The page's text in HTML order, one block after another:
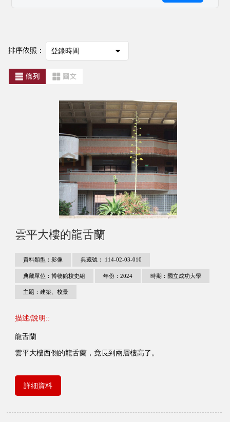
排序依照：
雲平大樓的龍舌蘭
資料類型：影像 典藏號： 114-02-03-010
典藏單位：博物館校史組 年份：2024 時期：國立成功大學
主題：建築、校景
描述/說明::
龍舌蘭
雲平大樓西側的龍舌蘭，竟長到兩層樓高了。
詳細資料